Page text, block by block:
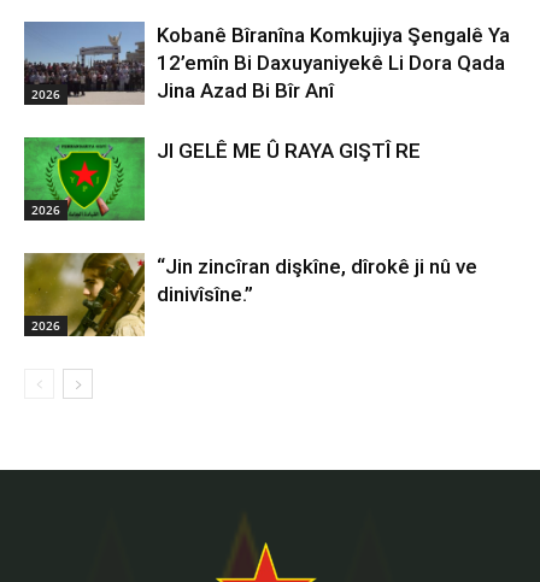
2026
Kobanê Bîranîna Komkujiya Şengalê Ya
12’emîn Bi Daxuyaniyekê Li Dora Qada
Jina Azad Bi Bîr Anî
2026
JI GELÊ ME Û RAYA GIŞTÎ RE
2026
“Jin zincîran dişkîne, dîrokê ji nû ve
dinivîsîne.”